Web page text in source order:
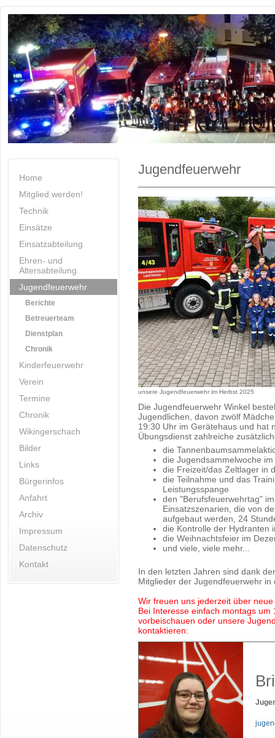
Home
Mitglied werden!
Technik
Einsätze
Einsatzabteilung
Ehren- und
Altersabteilung
Jugendfeuerwehr
Berichte
Betreuerteam
Dienstplan
Chronik
Kinderfeuerwehr
Verein
Termine
Chronik
Wikingerschach
Bilder
Links
Bürgerinfos
Anfahrt
Archiv
Impressum
Datenschutz
Kontakt
Jugendfeuerwehr
unsere Jugendfeuerwehr im Herbst 2025
Die Jugendfeuerwehr Winkel
Jugendlichen, davon zwölf
19:30 Uhr im Gerätehaus und hat
Übungsdienst zahlreiche
die
die Jugendsammelwoche
die Freizeit/das Zeltlager in
die Teilnahme und das
Leistungsspange
den "Berufsfeuerwehrtag"
Einsatzszenarien, die von
aufgebaut werden, 24
die Kontrolle der Hydranten
die Weihnachtsfeier im
und viele, viele mehr...
In den letzten Jahren sind dank
Mitglieder der Jugendfeuerwehr
Wir freuen uns jederzeit über
Bei Interesse einfach montags
vorbeischauen oder unsere
kontaktieren: